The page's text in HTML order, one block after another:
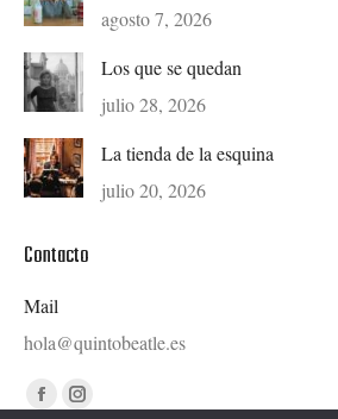
agosto 7, 2026
Los que se quedan
julio 28, 2026
La tienda de la esquina
julio 20, 2026
Contacto
Mail
hola@quintobeatle.es
Find us on:
FacebookInstagram